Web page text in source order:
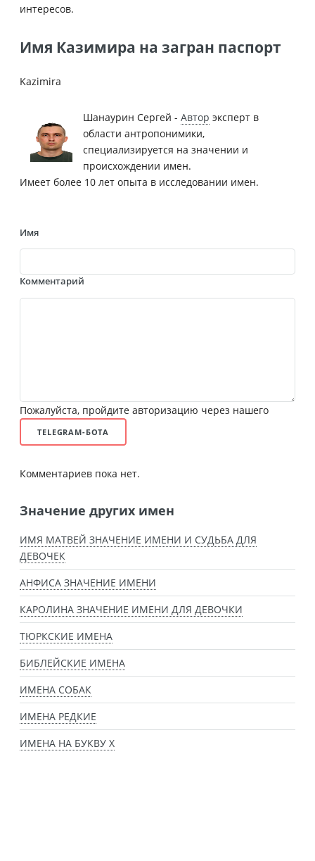
интересов.
Имя Казимира на загран паспорт
Kazimira
Шанаурин Сергей - Автор эксперт в
области антропонимики,
специализируется на значении и
происхождении имен.
Имеет более 10 лет опыта в исследовании имен.
Имя
Комментарий
Пожалуйста, пройдите авторизацию через нашего
TELEGRAM-БОТА
Комментариев пока нет.
Значение других имен
ИМЯ МАТВЕЙ ЗНАЧЕНИЕ ИМЕНИ И СУДЬБА ДЛЯ
ДЕВОЧЕК
АНФИСА ЗНАЧЕНИЕ ИМЕНИ
КАРОЛИНА ЗНАЧЕНИЕ ИМЕНИ ДЛЯ ДЕВОЧКИ
ТЮРКСКИЕ ИМЕНА
БИБЛЕЙСКИЕ ИМЕНА
ИМЕНА СОБАК
ИМЕНА РЕДКИЕ
ИМЕНА НА БУКВУ Х